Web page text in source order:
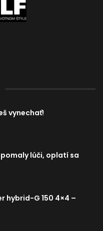
vynechať!
pomaly lúči, oplatí sa
hybrid-G 150 4×4 –